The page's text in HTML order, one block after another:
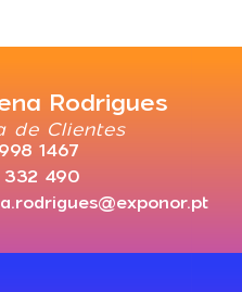
Rodrigues
de Clientes
1467
332 490